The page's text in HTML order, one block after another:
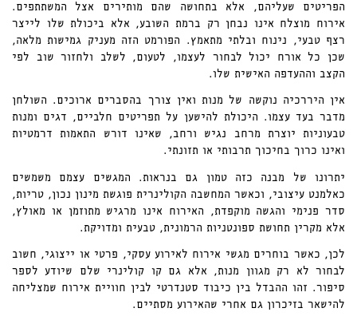
הפריטים שעליהם, אלא בתחושה שהם מותירים אצל המשתתפים.
אירוח מוצלח אינו נבחן רק ברמת השובע, אלא ביכולת שלו לייצר
רצף טבעי, נינוח ובלתי מתאמץ. הפורמט הזה מעניק גמישות מלאה,
שכן כל אורח יכול לבחור לעצמו, לטעום, לשלב ולחזור שוב לפי
הקצב וההעדפה האישית שלו.
אין היררכיה נוקשה של מנות ואין צורך בהסברים ארוכים. השולחן
מדבר בעד עצמו. היכולת להישען על תפריטים חלביים, דגים ומנות
טבעוניות יוצרת מרחב נגיש ורחב, שאינו דורש התאמות דרמטיות
ואינו כרוך בחיכוך תרבותי או תזונתי.
יתרונו של מבנה כזה טמון גם בנראות. המגשים עצמם משמשים
כאלמנט עיצובי, וכאשר המחשבה הקולינרית פוגשת מינון נכון, טריות,
סדר פנימי והגשה מוקפדת, האירוח אינו מרגיש מתוזמן או מאולץ,
אלא מקרין תחושת ספונטניות הרמונית, טבעית ומדויקת.
לכן, כאשר בוחרים מגשי אירוח לאירוע עסקי, פרטי או ייצוגי, חשוב
לבחור לא רק מגוון מנות, אלא גם קו קולינרי שלם שיודע לספר
סיפור. זהו ההבדל בין כיבוד סטנדרטי לבין חוויית אירוח שמצליחה
להישאר בזיכרון גם אחרי שהאירוע מסתיים.